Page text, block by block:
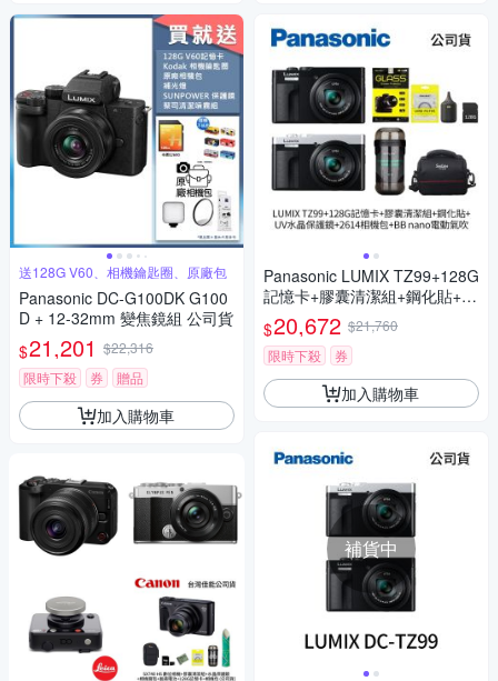
送128G V60、相機鑰匙圈、原廠包
Panasonic DC-G100DK G100
D + 12-32mm 變焦鏡組 公司貨
$21,201 $22,316
限時下殺
券 贈品
加入購物車
Panasonic LUMIX TZ99+128G
記憶卡+膠囊清潔組+鋼化貼+水
晶保護鏡+2614相機包+NITEC
ORE BB nano 迷你電動氣吹
(公司貨)
$20,672 $21,760
限時下殺
券
加入購物車
補貨中